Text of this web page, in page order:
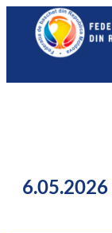
Перейти
содержимому